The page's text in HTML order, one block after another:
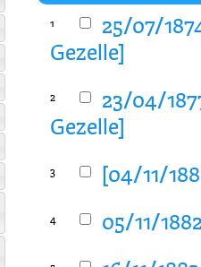
1
25/07/
Gezelle]
2
23/04/
Gezelle]
3 [04/11/
4 05/11/